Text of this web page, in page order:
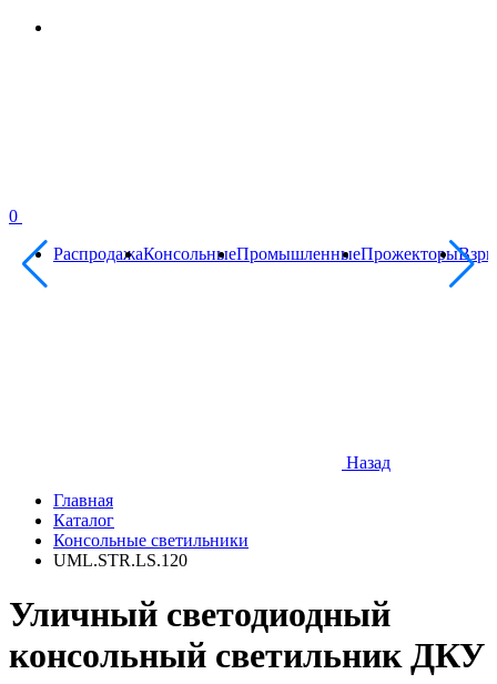
0
РаспродажаКонсольныеПромышленныеПрожекторы
Назад
Главная
Каталог
Консольные светильники
UML.STR.LS.120
Уличный светодиодный
консольный светильник ДКУ